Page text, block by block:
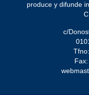
produce y difunde
c/